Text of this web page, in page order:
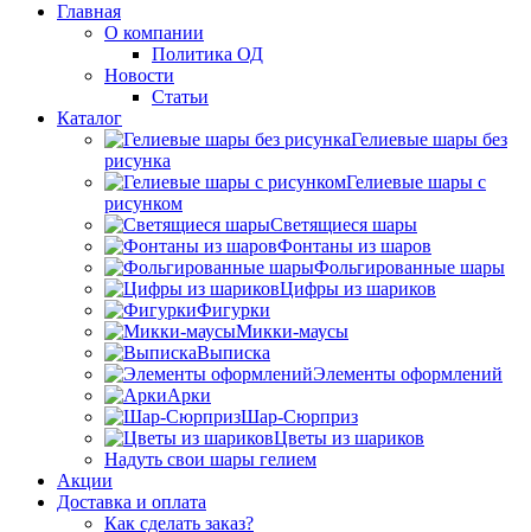
Главная
О компании
Политика ОД
Новости
Статьи
Каталог
Гелиевые шары без
рисунка
Гелиевые шары с
рисунком
Светящиеся шары
Фонтаны из шаров
Фольгированные шары
Цифры из шариков
Фигурки
Микки-маусы
Выписка
Элементы оформлений
Арки
Шар-Сюрприз
Цветы из шариков
Надуть свои шары гелием
Акции
Доставка и оплата
Как сделать заказ?